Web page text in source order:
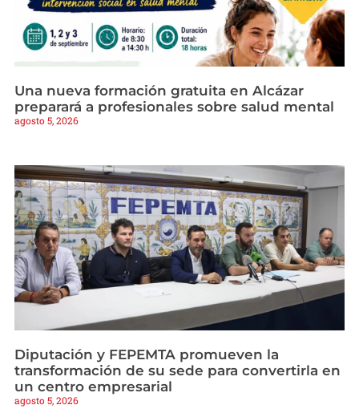
Una nueva formación gratuita en Alcázar
preparará a profesionales sobre salud mental
agosto 5, 2026
Diputación y FEPEMTA promueven la
transformación de su sede para convertirla en
un centro empresarial
agosto 5, 2026